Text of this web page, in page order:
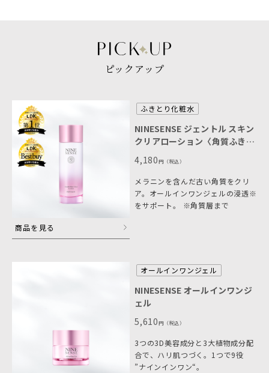
ピックアップ
商品を見る
ふきとり化粧水
NINESENSE ジェントル スキン
クリアローション〈角質ふきと
り化粧水〉
4,180円 （税込）
メラニンを含んだ古い角質をクリ
ア。オールインワンジェルの浸透※
をサポート。 ※角質層まで
オールインワンジェル
NINESENSE オールインワンジ
ェル
5,610円 （税込）
3つの3D美容成分と3大植物成分配
合で、ハリ肌つづく。1つで9役
”ナインインワン“。